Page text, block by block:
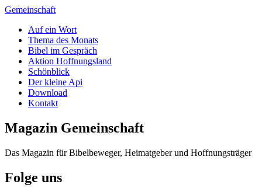
Zum
springen
Gemeinschaft
Auf ein Wort
Thema des Monats
Bibel im Gespräch
Aktion Hoffnungsland
Schönblick
Der kleine Api
Download
Kontakt
Magazin Gemeinschaft
Das Magazin für Bibelbeweger, Heimatgeber und Hoffnungsträger
Folge uns